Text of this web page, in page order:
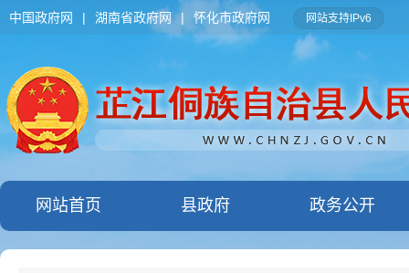
中国政府网 | 湖南省政府网 | 怀化市政府网 网站支持IPv6
网站首页 县政府 政务公开